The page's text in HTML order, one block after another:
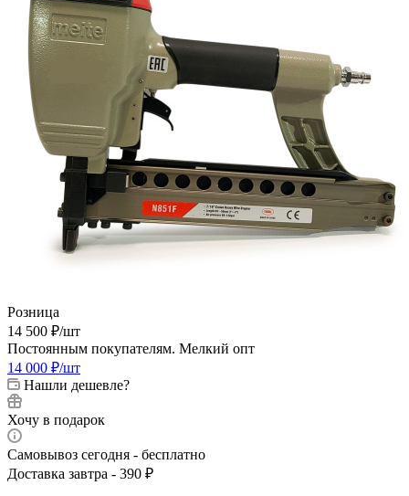
Розница
14 500 ₽/шт
Постоянным покупателям. Мелкий опт
14 000 ₽/шт
Нашли дешевле?
Хочу в подарок
Самовывоз сегодня - бесплатно
Доставка завтра - 390 ₽